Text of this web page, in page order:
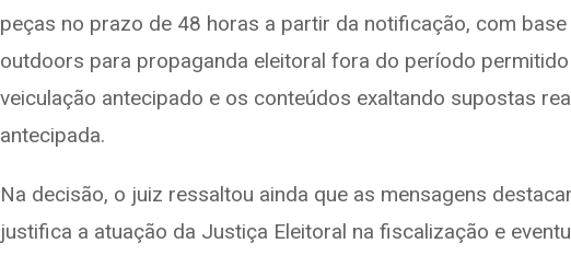
peças no prazo de 48 horas a partir da notificação, com
outdoors para propaganda eleitoral fora do período
veiculação antecipado e os conteúdos exaltando supostas
antecipada.
Na decisão, o juiz ressaltou ainda que as mensagens
justifica a atuação da Justiça Eleitoral na fiscalização e